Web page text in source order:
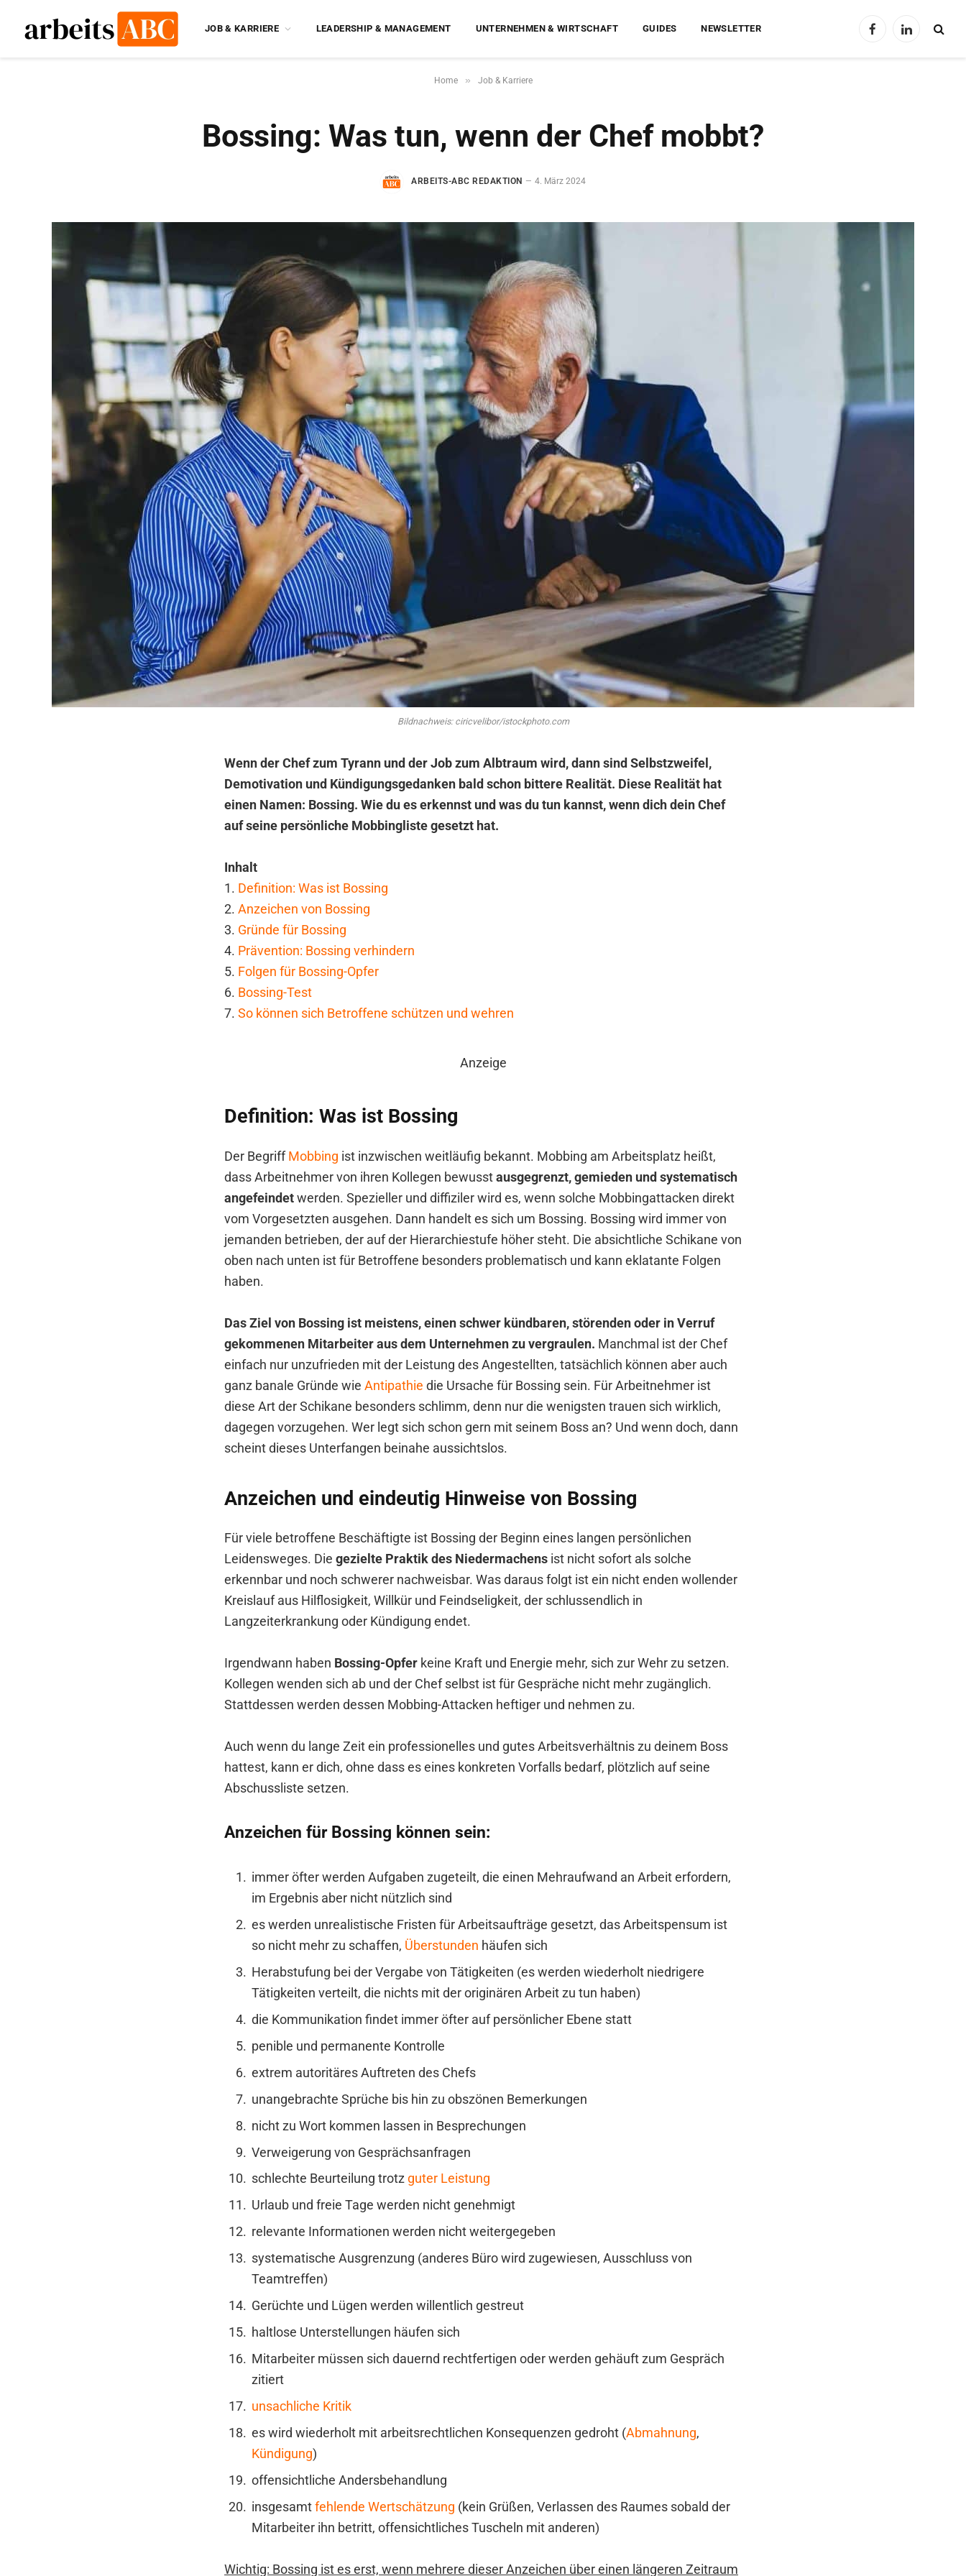
JOB & KARRIERE LEADERSHIP & MANAGEMENT UNTERNEHMEN & WIRTSCHAFT GUIDES NEWSLETTER
FacebookLinkedIn
Home » Job & Karriere
Bossing: Was tun, wenn der Chef mobbt?
ARBEITS-ABC REDAKTION 4. März 2024
Bildnachweis: ciricvelibor/istockphoto.com
Wenn der Chef zum Tyrann und der Job zum Albtraum wird, dann sind Selbstzweifel,
Demotivation und Kündigungsgedanken bald schon bittere Realität. Diese Realität hat
einen Namen: Bossing. Wie du es erkennst und was du tun kannst, wenn dich dein Chef
auf seine persönliche Mobbingliste gesetzt hat.
Inhalt
1. Definition: Was ist Bossing
2. Anzeichen von Bossing
3. Gründe für Bossing
4. Prävention: Bossing verhindern
5. Folgen für Bossing-Opfer
6. Bossing-Test
7. So können sich Betroffene schützen und wehren
Anzeige
Definition: Was ist Bossing
Der BegriffMobbing ist inzwischen weitläufig bekannt. Mobbing am Arbeitsplatz heißt,
dass Arbeitnehmer von ihren Kollegen bewusstausgegrenzt, gemieden und systematisch
angefeindetwerden. Spezieller und diffiziler wird es, wenn solche Mobbingattacken direkt
vom Vorgesetzten ausgehen. Dann handelt es sich um Bossing. Bossing wird immer von
jemanden betrieben, der auf der Hierarchiestufe höher steht. Die absichtliche Schikane von
oben nach unten ist für Betroffene besonders problematisch und kann eklatante Folgen
haben.
Das Ziel von Bossing ist meistens, einen schwer kündbaren, störenden oder in Verruf
gekommenen Mitarbeiter aus dem Unternehmen zu vergraulen. Manchmal ist der Chef
einfach nur unzufrieden mit der Leistung des Angestellten, tatsächlich können aber auch
ganz banale Gründe wie Antipathie die Ursache für Bossing sein. Für Arbeitnehmer ist
diese Art der Schikane besonders schlimm, denn nur die wenigsten trauen sich wirklich,
dagegen vorzugehen. Wer legt sich schon gern mit seinem Boss an? Und wenn doch, dann
scheint dieses Unterfangen beinahe aussichtslos.
Anzeichen und eindeutig Hinweise von Bossing
Für viele betroffene Beschäftigte ist Bossing der Beginn eines langen persönlichen
Leidensweges. Die gezielte Praktik des Niedermachens ist nicht sofort als solche
erkennbar und noch schwerer nachweisbar. Was daraus folgt ist ein nicht enden wollender
Kreislauf aus Hilflosigkeit, Willkür und Feindseligkeit, der schlussendlich in
Langzeiterkrankung oder Kündigung endet.
Irgendwann haben Bossing-Opfer keine Kraft und Energie mehr, sich zur Wehr zu setzen.
Kollegen wenden sich ab und der Chef selbst ist für Gespräche nicht mehr zugänglich.
Stattdessen werden dessen Mobbing-Attacken heftiger und nehmen zu.
Auch wenn du lange Zeit ein professionelles und gutes Arbeitsverhältnis zu deinem Boss
hattest, kann er dich, ohne dass es eines konkreten Vorfalls bedarf, plötzlich auf seine
Abschussliste setzen.
Anzeichen für Bossing können sein:
immer öfter werden Aufgaben zugeteilt, die einen Mehraufwand an Arbeit erfordern,
im Ergebnis aber nicht nützlich sind
es werden unrealistische Fristen für Arbeitsaufträge gesetzt, das Arbeitspensum ist
so nicht mehr zu schaffen, Überstunden häufen sich
Herabstufung bei der Vergabe von Tätigkeiten (es werden wiederholt niedrigere
Tätigkeiten verteilt, die nichts mit der originären Arbeit zu tun haben)
die Kommunikation findet immer öfter auf persönlicher Ebene statt
penible und permanente Kontrolle
extrem autoritäres Auftreten des Chefs
unangebrachte Sprüche bis hin zu obszönen Bemerkungen
nicht zu Wort kommen lassen in Besprechungen
Verweigerung von Gesprächsanfragen
schlechte Beurteilung trotz guter Leistung
Urlaub und freie Tage werden nicht genehmigt
relevante Informationen werden nicht weitergegeben
systematische Ausgrenzung (anderes Büro wird zugewiesen, Ausschluss von
Teamtreffen)
Gerüchte und Lügen werden willentlich gestreut
haltlose Unterstellungen häufen sich
Mitarbeiter müssen sich dauernd rechtfertigen oder werden gehäuft zum Gespräch
zitiert
unsachliche Kritik
es wird wiederholt mit arbeitsrechtlichen Konsequenzen gedroht (Abmahnung,
Kündigung)
offensichtliche Andersbehandlung
insgesamtfehlende Wertschätzung (kein Grüßen, Verlassen des Raumes sobald der
Mitarbeiter ihn betritt, offensichtliches Tuscheln mit anderen)
Wichtig: Bossing ist es erst, wenn mehrere dieser Anzeichen über einen längeren Zeitraum